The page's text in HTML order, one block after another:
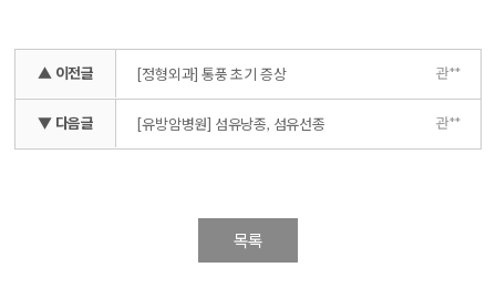
▲ 이전글 [정형외과] 통풍 초기 증상 관**
▼ 다음글 [유방암병원] 섬유낭종, 섬유선종 관**
목록